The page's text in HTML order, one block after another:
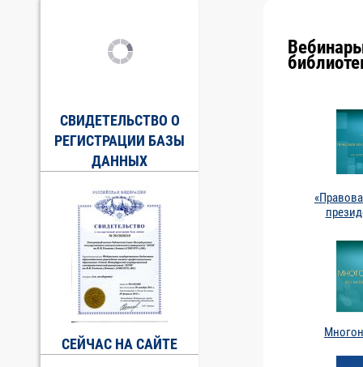
СВИДЕТЕЛЬСТВО О
РЕГИСТРАЦИИ БАЗЫ
ДАННЫХ
СЕЙЧАС НА САЙТЕ